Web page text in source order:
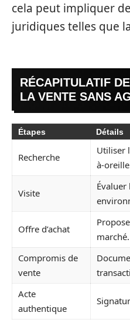
cela peut impliquer
juridiques telles que
RÉCAPITULATIF
LA VENTE SANS
Étapes Détails
Recherche
Utiliser
à-
Visite
Évaluer
Offre d’achat
marché.
Compromis de
vente
Acte
authentique